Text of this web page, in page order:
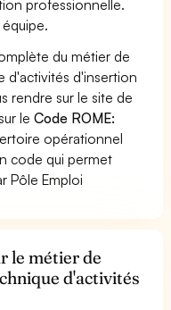
professionnelle.
du métier de
d'activités d'insertion
rendre sur le site de
leCode ROME:
opérationnel
code qui permet
Pôle Emploi
le métier de
d'activités